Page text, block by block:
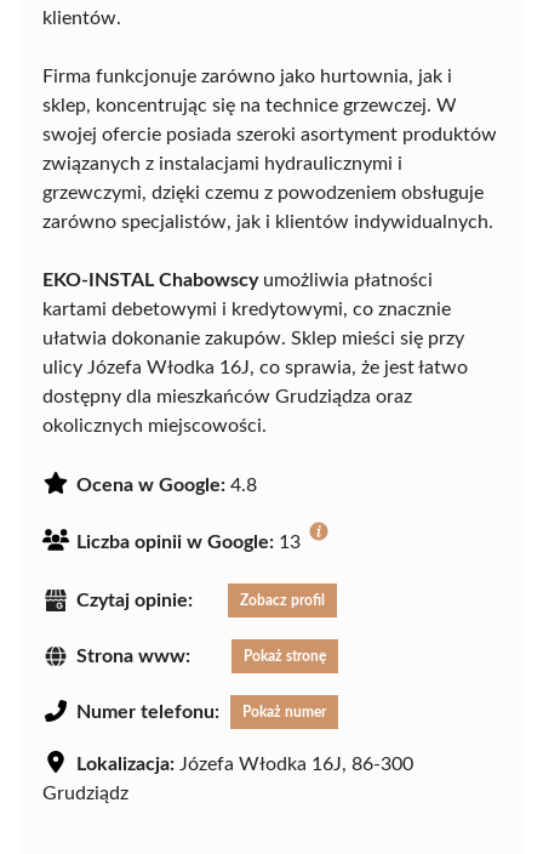
klientów.
Firma funkcjonuje zarówno jako hurtownia, jak i
sklep, koncentrując się na technice grzewczej. W
swojej ofercie posiada szeroki asortyment produktów
związanych z instalacjami hydraulicznymi i
grzewczymi, dzięki czemu z powodzeniem obsługuje
zarówno specjalistów, jak i klientów indywidualnych.
EKO-INSTAL Chabowscyumożliwia płatności
kartami debetowymi i kredytowymi, co znacznie
ułatwia dokonanie zakupów. Sklep mieści się przy
ulicy Józefa Włodka 16J, co sprawia, że jest łatwo
dostępny dla mieszkańców Grudziądza oraz
okolicznych miejscowości.
Ocena w Google: 4.8
Liczba opinii w Google: 13
Czytaj opinie: Zobacz profil
Strona www: Pokaż stronę
Numer telefonu: Pokaż numer
Lokalizacja: Józefa Włodka 16J, 86-300
Grudziądz